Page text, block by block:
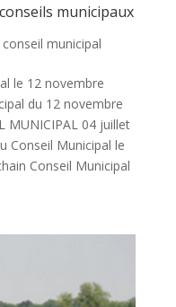
municipaux
conseil municipal
le 12 novembre
du 12 novembre
MUNICIPAL 04 juillet
Conseil Municipal le
Conseil Municipal